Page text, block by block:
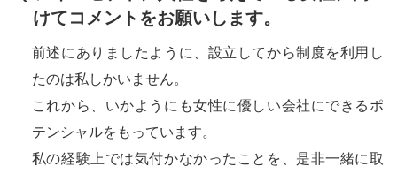
けてコメントをお願いします。
前述にありましたように、設立してから制度を利用し
たのは私しかいません。
これから、いかようにも女性に優しい会社にできるポ
テンシャルをもっています。
私の経験上では気付かなかったことを、是非一緒に取